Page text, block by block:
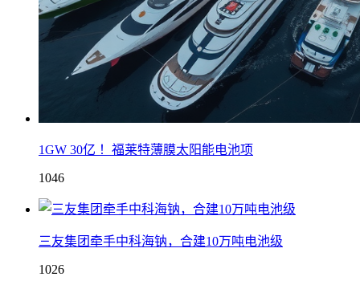
1GW 30亿 ！福莱特薄膜太阳能电池项
1046
三友集团牵手中科海钠，合建10万吨电池级
1026